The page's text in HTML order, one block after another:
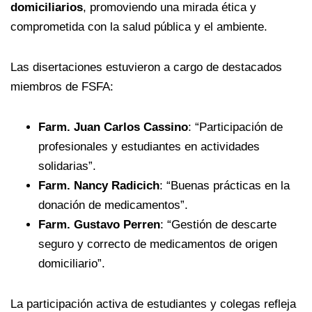
domiciliarios, promoviendo una mirada ética y
comprometida con la salud pública y el ambiente.
Las disertaciones estuvieron a cargo de destacados
miembros de FSFA:
Farm. Juan Carlos Cassino: “Participación de
profesionales y estudiantes en actividades
solidarias”.
Farm. Nancy Radicich: “Buenas prácticas en la
donación de medicamentos”.
Farm. Gustavo Perren: “Gestión de descarte
seguro y correcto de medicamentos de origen
domiciliario”.
La participación activa de estudiantes y colegas refleja